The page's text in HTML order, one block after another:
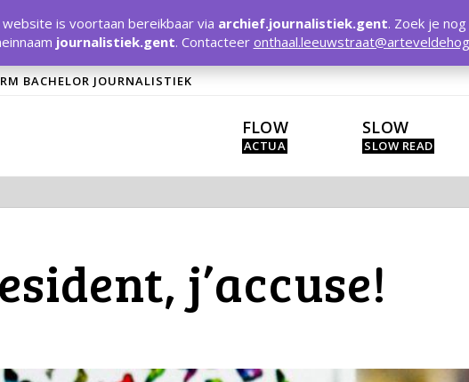
BACHELOR JOURNALISTIEK
FLOW SLOW
j’accuse!
is voortaan bereikbaar via archief.journalistiek.gent. Zoek je
journalistiek.gent. Contacteer